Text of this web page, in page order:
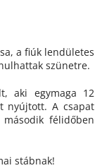
a fiúk lendületes
szünetre.
aki egymaga 12
nyújtott. A csapat
félidőben
stábnak!